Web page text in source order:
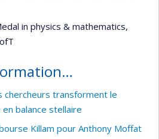
in physics & mathematics,
chercheurs transforment le
balance stellaire
Killam pour Anthony Moffat